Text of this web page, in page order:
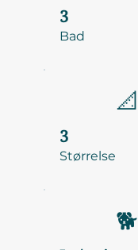
3
Bad
📐
3
Størrelse
🐕